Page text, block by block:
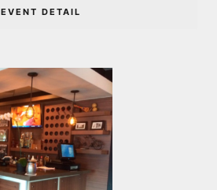
EVENT DETAIL